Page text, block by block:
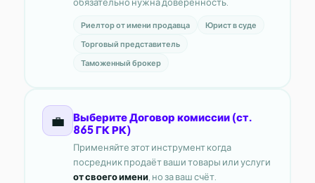
Риелтор от имени продавца Юрист в суде
Торговый представитель
Таможенный брокер
💼
Выберите Договор комиссии (ст.
865 ГК РК)
Применяйте этот инструмент когда
посредник продаёт ваши товары или услуги
от своего имени, но за ваш счёт.